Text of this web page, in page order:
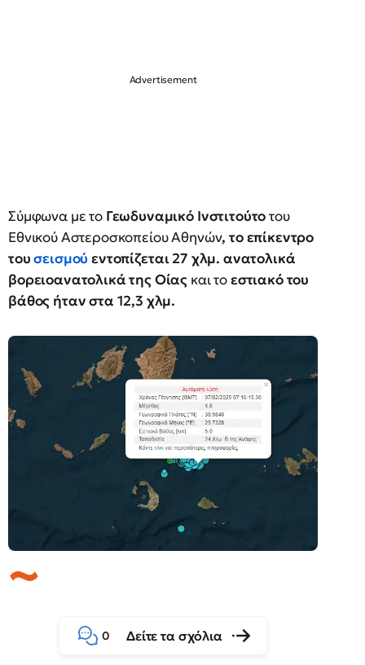
Σύμφωνα με το Γεωδυναμικό Ινστιτούτοτου
Εθνικού Αστεροσκοπείου Αθηνών, το επίκεντρο
τουσεισμού εντοπίζεται 27 χλμ. ανατολικά
βορειοανατολικά της Οίας και τοεστιακό του
βάθος ήταν στα 12,3 χλμ.
0 Δείτε τα σχόλια